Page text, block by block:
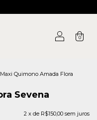
0
Maxi Quimono Amada Flora
Sevena
2 x de R$150,00 sem juros